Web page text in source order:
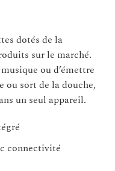
dotés de la
sur le marché.
ou d’émettre
ou sort de la douche,
un seul appareil.
connectivité